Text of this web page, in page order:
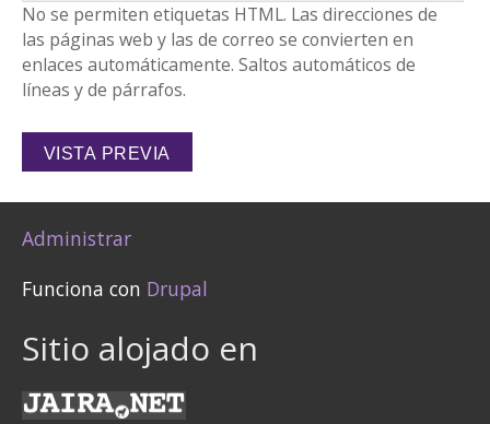
No se permiten etiquetas HTML. Las direcciones de
las páginas web y las de correo se convierten en
enlaces automáticamente. Saltos automáticos de
líneas y de párrafos.
Administrar
Funciona con Drupal
Sitio alojado en